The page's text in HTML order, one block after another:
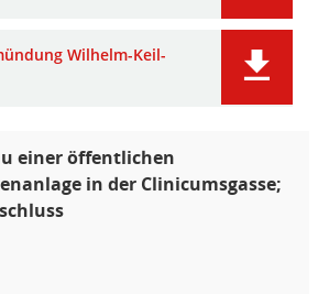
Wilhelm-Keil-
einer öffentlichen
in der Clinicumsgasse;